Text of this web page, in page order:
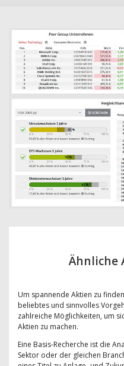
Ähnliche
Um spannende Aktien zu
beliebtes und sinnvolles
zahlreiche Möglichkeiten, um
Aktien zu machen.
Eine Basis-Recherche ist die
Sektor oder der gleichen